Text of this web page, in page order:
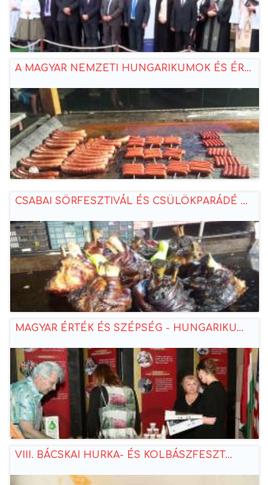
A MAGYAR NEMZETI HUNGARIKUMOK ÉS ÉR...
CSABAI SÖRFESZTIVÁL ÉS CSÜLÖKPARÁDÉ ...
MAGYAR ÉRTÉK ÉS SZÉPSÉG - HUNGARIKU...
VIII. BÁCSKAI HURKA- ÉS KOLBÁSZFESZT...